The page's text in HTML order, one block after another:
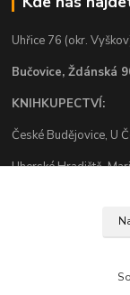
Uhřice 76 (okr.
Bučovice, Ždánská
KNIHKUPECTVÍ:
České Budějovice, U
Uherské Hradiště,